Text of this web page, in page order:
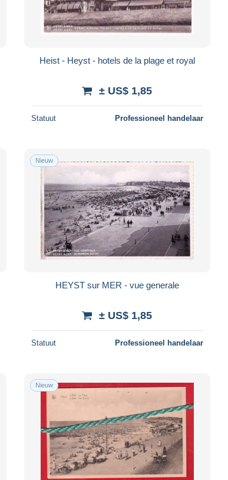
Heist - Heyst - hotels de la plage et royal
± US$ 1,85
Statuut Professioneel handelaar
Nieuw
HEYST sur MER - vue generale
± US$ 1,85
Statuut Professioneel handelaar
Nieuw